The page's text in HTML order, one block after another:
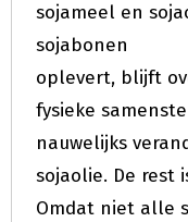
sojameel en
sojabonen
oplevert, blijft
fysieke
nauwelijks
sojaolie. De rest
Omdat niet alle